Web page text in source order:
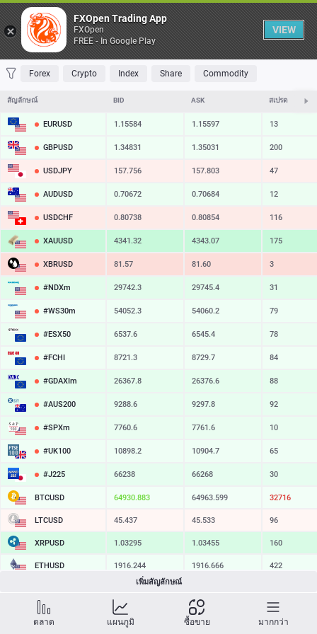
Table
FAVORITES MOST TRADED TOP RISERS TOP FALLERS MOST
Forex Crypto Index Share Commodity
สัญลักษณ์ BID ASK สเปรด
EURUSD 1.15584 1.15597 13
GBPUSD 1.34831 1.35031 200
USDJPY 157.756 157.803 47
AUDUSD 0.70672 0.70684 12
USDCHF 0.80738 0.80854 116
XAUUSD 4341.32 4343.07 175
XBRUSD 81.57 81.60 3
#NDXm 29742.3 29745.4 31
#WS30m 54052.3 54060.2 79
#ESX50 6537.6 6545.4 78
#FCHI 8721.3 8729.7 84
#GDAXIm 26367.8 26376.6 88
#AUS200 9288.6 9297.8 92
#SPXm 7760.6 7761.6 10
#UK100 10898.2 10904.7 65
#J225 66238 66268 30
BTCUSD 64930.883 64963.599 32716
LTCUSD 45.437 45.533 96
XRPUSD 1.03295 1.03455 160
ETHUSD 1916.244 1916.666 422
SOLUSD 74.54 74.65 11
เพิ่มสัญลักษณ์
ตลาด แผนภูมิ ซื้อขาย มากกว่า
FXOpen Trading App
FXOpen
FREE - In Google Play
VIEW